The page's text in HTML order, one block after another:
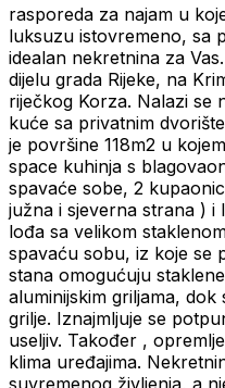
rasporeda za najam u
luksuzu istovremeno, sa
idealan nekretnina za
dijelu grada Rijeke, na
riječkog Korza. Nalazi se
kuće sa privatnim
je površine 118m2 u
space kuhinja s
spavaće sobe, 2
južna i sjeverna strana ) i
lođa sa velikom
spavaću sobu, iz koje se
stana omogućuju
aluminijskim griljama,
grilje. Iznajmljuje se
useljiv. Također ,
klima uređajima.